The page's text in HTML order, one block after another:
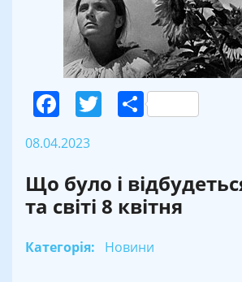
Facebook
Twitter
08.04.2023
Що було і
та світі 8 квітня
Категорія: Новини